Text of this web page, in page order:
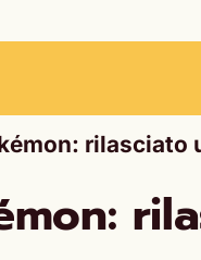
rilasciato